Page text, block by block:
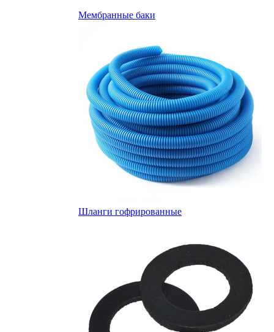
Мембранные баки
Шланги гофрированные